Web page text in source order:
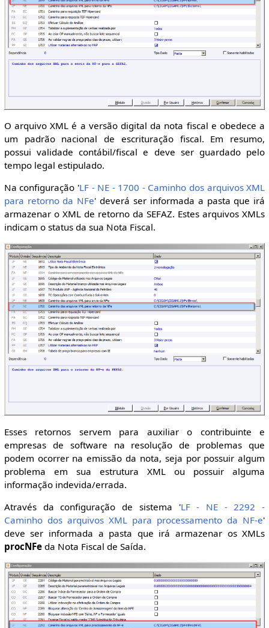
O arquivo XML é a versão digital da nota fiscal e obedece a
um padrão nacional de escrituração fiscal. Em resumo,
possui validade contábil/fiscal e deve ser guardado pelo
tempo legal estipulado.
Na configuração 'LF - NE - 1700 - Caminho dos arquivos XML
para retorno da NFe' deverá ser informada a pasta que irá
armazenar o XML de retorno da SEFAZ. Estes arquivos XMLs
indicam o status da sua Nota Fiscal.
Esses retornos servem para auxiliar o contribuinte e
empresas de software na resolução de problemas que
podem ocorrer na emissão da nota, seja por possuir algum
problema em sua estrutura XML ou possuir alguma
informação indevida/errada.
Através da configuração de sistema 'LF - NE - 2292 -
Caminho dos arquivos XML para processamento da NF-e'
deve ser informada a pasta que irá armazenar os XMLs
procNFeda Nota Fiscal de Saída.